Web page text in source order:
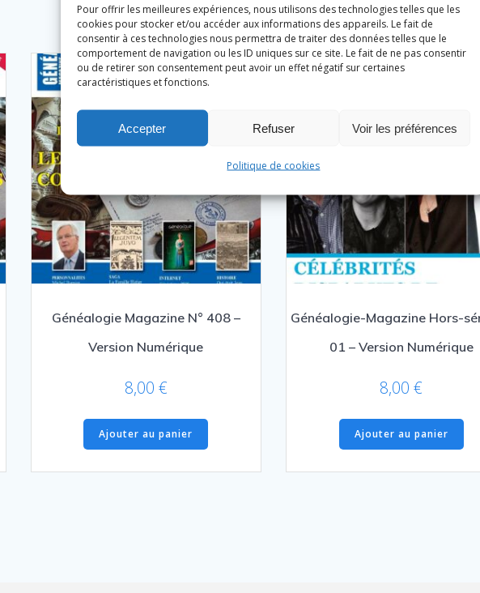
Pour offrir les meilleures expériences, nous utilisons des technologies telles que les
cookies pour stocker et/ou accéder aux informations des appareils. Le fait de
consentir à ces technologies nous permettra de traiter des données telles que le
comportement de navigation ou les ID uniques sur ce site. Le fait de ne pas consentir
ou de retirer son consentement peut avoir un effet négatif sur certaines
caractéristiques et fonctions.
Accepter Refuser Voir les préférences
Politique de cookies
Généalogie Magazine N° 408 –
Version Numérique
8,00 €
Ajouter au panier
Généalogie-Magazine Hors-
01 – Version Numérique
8,00€
Ajouter au panier